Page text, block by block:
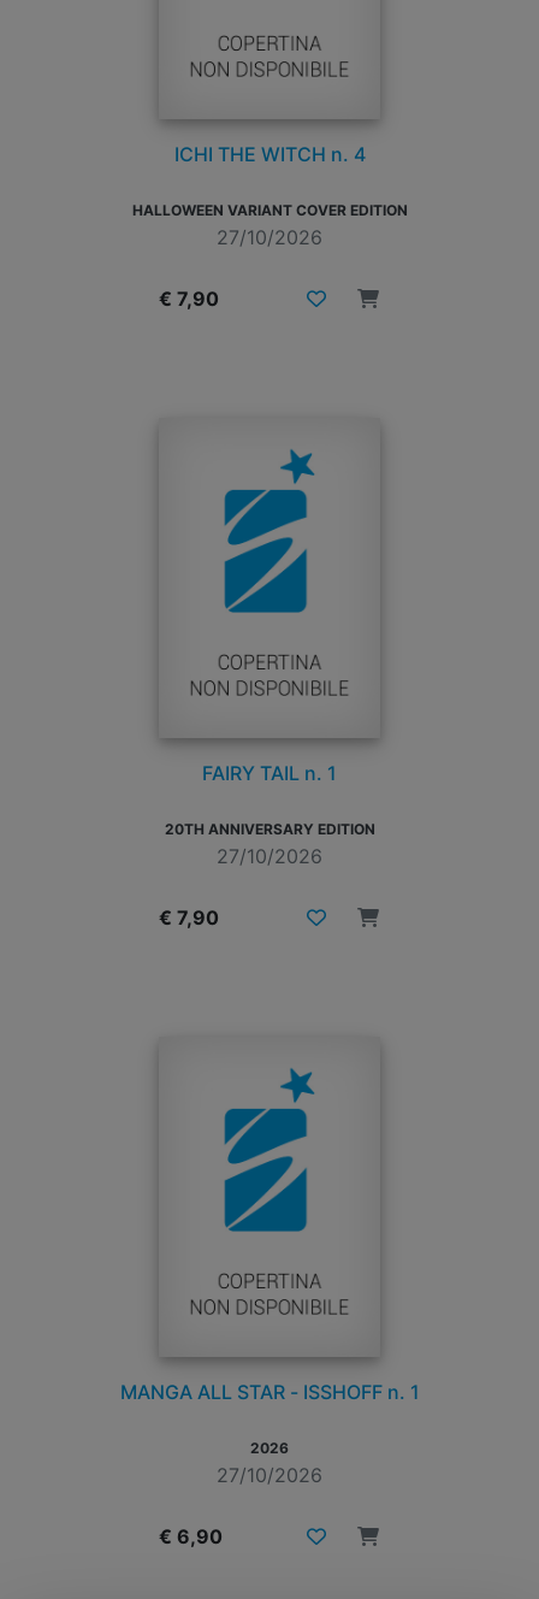
ICHI THE WITCH n. 4
HALLOWEEN VARIANT COVER EDITION
27/10/2026
€ 7,90
FAIRY TAIL n. 1
20TH ANNIVERSARY EDITION
27/10/2026
€ 7,90
MANGA ALL STAR - ISSHOFF n. 1
2026
27/10/2026
€ 6,90